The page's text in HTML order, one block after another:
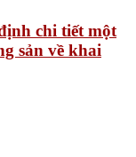
chi tiết một
sản về khai